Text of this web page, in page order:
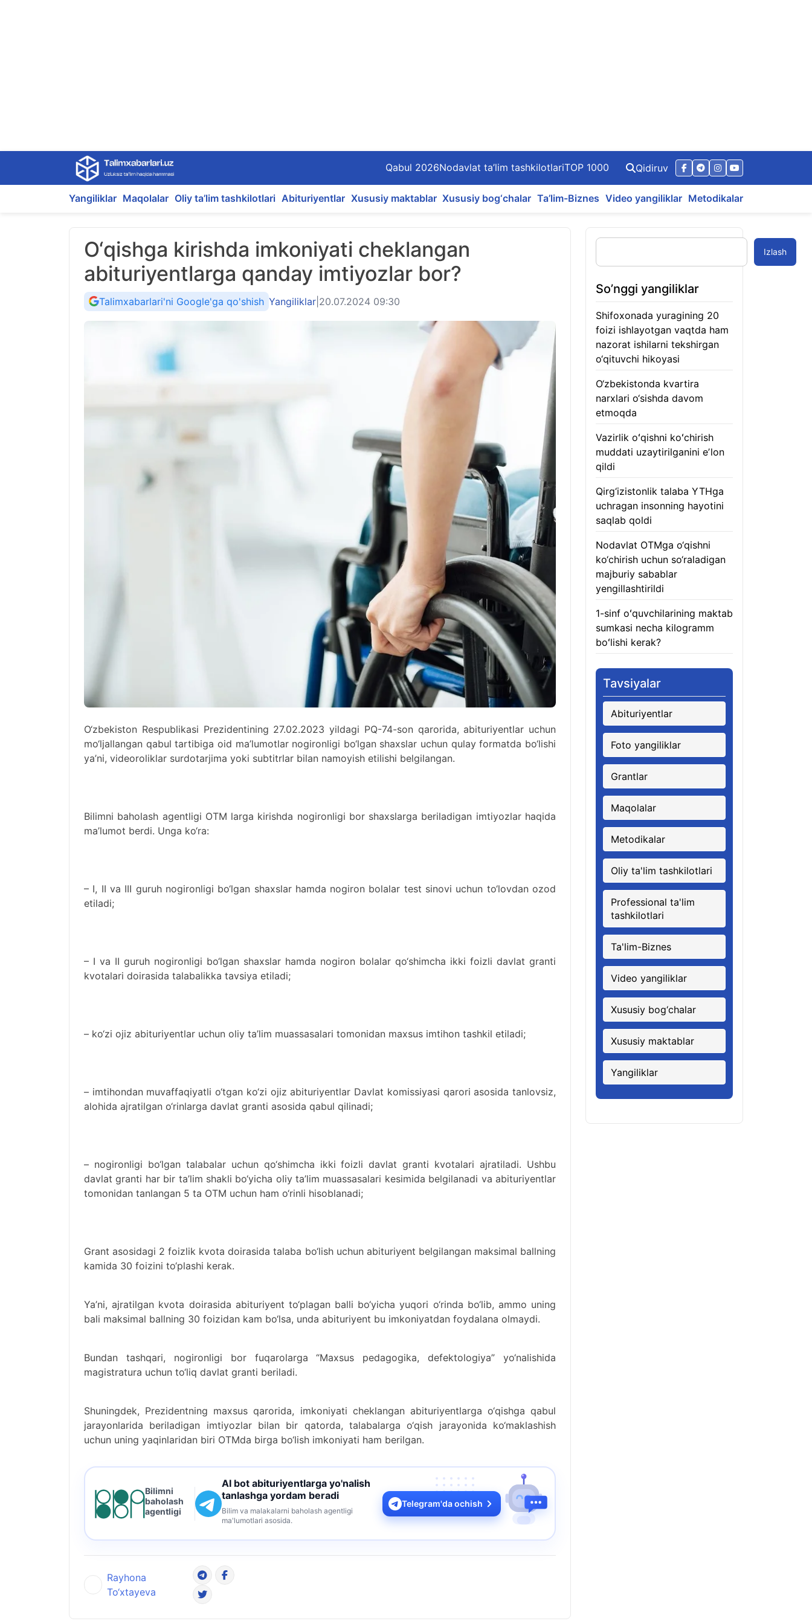
content
Qabul 2026Nodavlat ta’lim tashkilotlariTOP 1000 Qidiruv
Yangiliklar Maqolalar Oliy ta’lim tashkilotlari Abituriyentlar Xususiy maktablar Xususiy bog‘chalar Ta’lim-Biznes Video yangiliklar Metodikalar
O‘qishga kirishda imkoniyati cheklangan
abituriyentlarga qanday imtiyozlar bor?
Talimxabarlari'ni Google'ga qo'shish Yangiliklar 20.07.2024 09:30
O‘zbekiston Respublikasi Prezidentining 27.02.2023 yildagi PQ-74-son qarorida, abituriyentlar uchun
mo‘ljallangan qabul tartibiga oid ma’lumotlar nogironligi bo‘lgan shaxslar uchun qulay formatda bo‘lishi
ya’ni, videoroliklar surdotarjima yoki subtitrlar bilan namoyish etilishi belgilangan.
Bilimni baholash agentligi OTM larga kirishda nogironligi bor shaxslarga beriladigan imtiyozlar haqida
ma’lumot berdi. Unga ko‘ra:
– I, II va III guruh nogironligi bo‘lgan shaxslar hamda nogiron bolalar test sinovi uchun to‘lovdan ozod
etiladi;
– I va II guruh nogironligi bo‘lgan shaxslar hamda nogiron bolalar qo‘shimcha ikki foizli davlat granti
kvotalari doirasida talabalikka tavsiya etiladi;
– ko‘zi ojiz abituriyentlar uchun oliy ta’lim muassasalari tomonidan maxsus imtihon tashkil etiladi;
– imtihondan muvaffaqiyatli o‘tgan ko‘zi ojiz abituriyentlar Davlat komissiyasi qarori asosida tanlovsiz,
alohida ajratilgan o‘rinlarga davlat granti asosida qabul qilinadi;
– nogironligi bo‘lgan talabalar uchun qo‘shimcha ikki foizli davlat granti kvotalari ajratiladi. Ushbu
davlat granti har bir ta’lim shakli bo‘yicha oliy ta’lim muassasalari kesimida belgilanadi va abituriyentlar
tomonidan tanlangan 5 ta OTM uchun ham o‘rinli hisoblanadi;
Grant asosidagi 2 foizlik kvota doirasida talaba bo‘lish uchun abituriyent belgilangan maksimal ballning
kamida 30 foizini to‘plashi kerak.
Ya’ni, ajratilgan kvota doirasida abituriyent to‘plagan balli bo‘yicha yuqori o‘rinda bo‘lib, ammo uning
bali maksimal ballning 30 foizidan kam bo‘lsa, unda abituriyent bu imkoniyatdan foydalana olmaydi.
Bundan tashqari, nogironligi bor fuqarolarga “Maxsus pedagogika, defektologiya” yo‘nalishida
magistratura uchun to‘liq davlat granti beriladi.
Shuningdek, Prezidentning maxsus qarorida, imkoniyati cheklangan abituriyentlarga o‘qishga qabul
jarayonlarida beriladigan imtiyozlar bilan bir qatorda, talabalarga o‘qish jarayonida ko‘maklashish
uchun uning yaqinlaridan biri OTMda birga bo‘lish imkoniyati ham berilgan.
Bilimni
baholash
agentligi
AI bot abituriyentlarga yo'nalish
tanlashga yordam beradi
Bilim va malakalarni baholash agentligi
ma'lumotlari asosida.
Telegram'da ochish
Rayhona
To‘xtayeva
Izlash
So’nggi yangiliklar
Shifoxonada yuragining 20
foizi ishlayotgan vaqtda ham
nazorat ishilarni tekshirgan
o‘qituvchi hikoyasi
O‘zbekistonda kvartira
narxlari o‘sishda davom
etmoqda
Vazirlik oʻqishni koʻchirish
muddati uzaytirilganini eʼlon
qildi
Qirg‘izistonlik talaba YTHga
uchragan insonning hayotini
saqlab qoldi
Nodavlat OTMga o‘qishni
ko‘chirish uchun so‘raladigan
majburiy sabablar
yengillashtirildi
1-sinf oʻquvchilarining maktab
sumkasi necha kilogramm
boʻlishi kerak?
Tavsiyalar
Abituriyentlar
Foto yangiliklar
Grantlar
Maqolalar
Metodikalar
Oliy ta'lim tashkilotlari
Professional ta'lim
tashkilotlari
Ta'lim-Biznes
Video yangiliklar
Xususiy bog‘chalar
Xususiy maktablar
Yangiliklar